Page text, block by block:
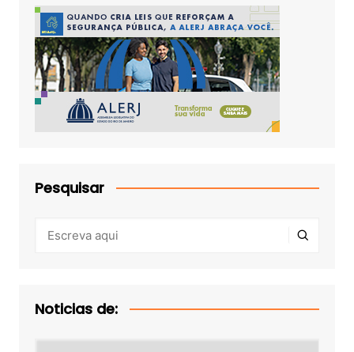
Pesquisar
Noticias de: